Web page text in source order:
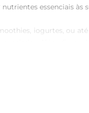
essenciais às
iogurtes, ou